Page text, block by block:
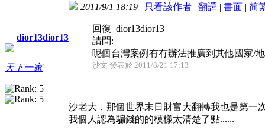
dior13dior13
天下一家
2011/9/1 18:19 | 只看該作者 | 翻譯 | 書面 | 简
回復 dior13dior13
請問:
呢個台灣案例有冇辦法推廣到其他國家/
沙文 發表於 2011/8/21 17:13
沙老大，那個世界末日財富大翻轉我也是第一
我個人認為騙錢的的模樣太清楚了點......